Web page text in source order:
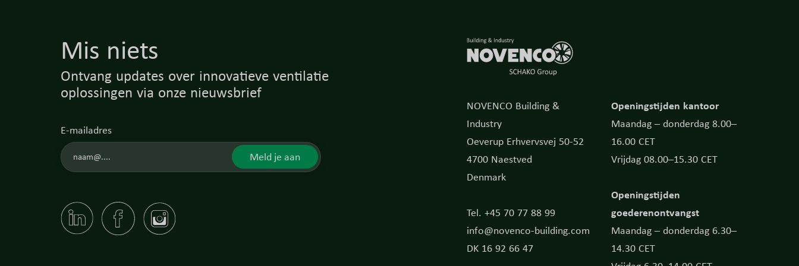
Mis niets
Ontvang updates over innovatieve ventilatie
oplossingen via onze nieuwsbrief
E-mailadres
Meld je aan
NOVENCO Building &
Industry
Oeverup Erhvervsvej 50-52
4700 Naestved
Denmark
Tel. +45 70 77 88 99
info@novenco-building.com
DK 16 92 66 47
Openingstijden kantoor
Maandag – donderdag 8.00–
16.00 CET
Vrijdag 08.00–15.30 CET
Openingstijden
goederenontvangst
Maandag – donderdag 6.30–
14.30 CET